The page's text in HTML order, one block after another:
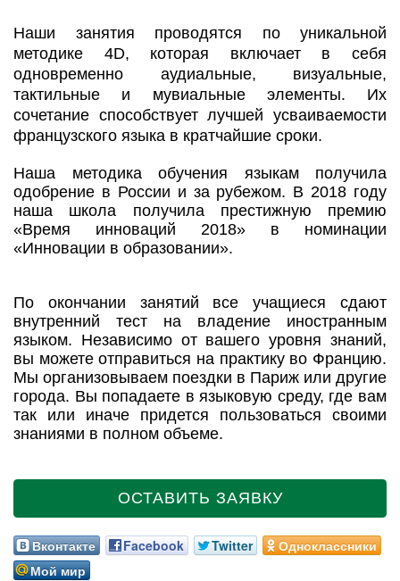
Наши занятия проводятся по уникальной
методике 4D, которая включает в себя
одновременно аудиальные, визуальные,
тактильные и мувиальные элементы. Их
сочетание способствует лучшей усваиваемости
французского языка в кратчайшие сроки.
Наша методика обучения языкам получила
одобрение в России и за рубежом. В 2018 году
наша школа получила престижную премию
«Время инноваций 2018» в номинации
«Инновации в образовании».
По окончании занятий все учащиеся сдают
внутренний тест на владение иностранным
языком. Независимо от вашего уровня знаний,
вы можете отправиться на практику во Францию.
Мы организовываем поездки в Париж или другие
города. Вы попадаете в языковую среду, где вам
так или иначе придется пользоваться своими
знаниями в полном объеме.
ОСТАВИТЬ ЗАЯВКУ
Вконтакте Facebook Twitter
Одноклассники
Мой мир